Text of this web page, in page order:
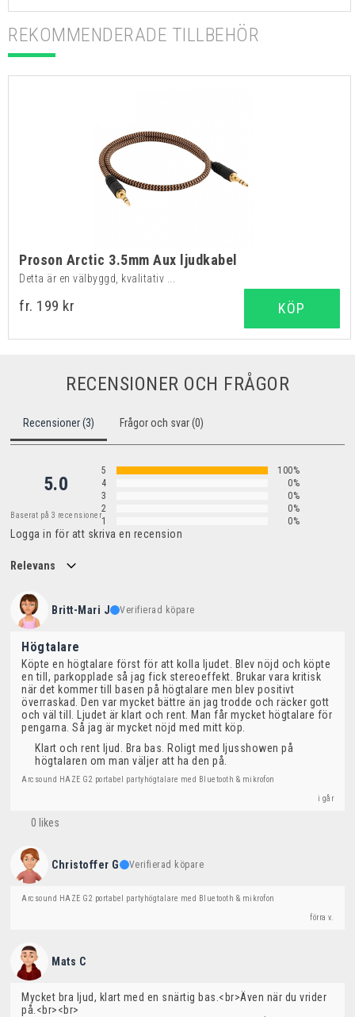
REKOMMENDERADE TILLBEHÖR
Proson Arctic 3.5mm Aux ljudkabel
Detta är en välbyggd, kvalitativ ...
fr. 199 kr KÖP
RECENSIONER OCH FRÅGOR
Recensioner (3) Frågor och svar (0)
5.0
Baserat på 3 recensioner
5
100%
4
0%
3
0%
2
0%
1
0%
Logga in för att skriva en recension
Relevans
Britt-Mari J Verifierad köpare
Högtalare
Köpte en högtalare först för att kolla ljudet. Blev nöjd och köpte
en till, parkopplade så jag fick stereoeffekt. Brukar vara kritisk
när det kommer till basen på högtalare men blev positivt
överraskad. Den var mycket bättre än jag trodde och räcker gott
och väl till. Ljudet är klart och rent. Man får mycket högtalare för
pengarna. Så jag är mycket nöjd med mitt köp.
Klart och rent ljud. Bra bas. Roligt med ljusshowen på
högtalaren om man väljer att ha den på.
Arcsound HAZE G2 portabel partyhögtalare med Bluetooth & mikrofon
i går
0 likes
Christoffer G Verifierad köpare
Arcsound HAZE G2 portabel partyhögtalare med Bluetooth & mikrofon
förra v.
Mats C
Mycket bra ljud, klart med en snärtig bas.<br>Även när du vrider
på.<br><br>